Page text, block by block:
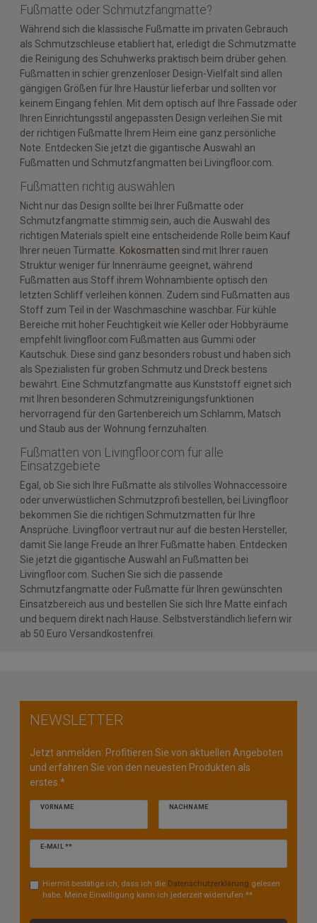
Fußmatte oder Schmutzfangmatte?
Während sich die klassische Fußmatte im privaten Gebrauch
als Schmutzschleuse etabliert hat, erledigt die Schmutzmatte
die Reinigung des Schuhwerks praktisch beim drüber gehen.
Fußmatten in schier grenzenloser Design-Vielfalt sind allen
gängigen Größen für Ihre Haustür lieferbar und sollten vor
keinem Eingang fehlen. Mit dem optisch auf Ihre Fassade oder
Ihren Einrichtungsstil angepassten Design verleihen Sie mit
der richtigen Fußmatte Ihrem Heim eine ganz persönliche
Note. Entdecken Sie jetzt die gigantische Auswahl an
Fußmatten und Schmutzfangmatten bei Livingfloor.com.
Fußmatten richtig auswählen
Nicht nur das Design sollte bei Ihrer Fußmatte oder
Schmutzfangmatte stimmig sein, auch die Auswahl des
richtigen Materials spielt eine entscheidende Rolle beim Kauf
Ihrer neuen Türmatte. Kokosmatten sind mit Ihrer rauen
Struktur weniger für Innenräume geeignet, während
Fußmatten aus Stoff ihrem Wohnambiente optisch den
letzten Schliff verleihen können. Zudem sind Fußmatten aus
Stoff zum Teil in der Waschmaschine waschbar. Für kühle
Bereiche mit hoher Feuchtigkeit wie Keller oder Hobbyräume
empfehlt livingfloor.com Fußmatten aus Gummi oder
Kautschuk. Diese sind ganz besonders robust und haben sich
als Spezialisten für groben Schmutz und Dreck bestens
bewährt. Eine Schmutzfangmatte aus Kunststoff eignet sich
mit Ihren besonderen Schmutzreinigungsfunktionen
hervorragend für den Gartenbereich um Schlamm, Matsch
und Staub aus der Wohnung fernzuhalten.
Fußmatten von Livingfloor.com für alle
Einsatzgebiete
Egal, ob Sie sich Ihre Fußmatte als stilvolles Wohnaccessoire
oder unverwüstlichen Schmutzprofi bestellen, bei Livingfloor
bekommen Sie die richtigen Schmutzmatten für Ihre
Ansprüche. Livingfloor vertraut nur auf die besten Hersteller,
damit Sie lange Freude an Ihrer Fußmatte haben. Entdecken
Sie jetzt die gigantische Auswahl an Fußmatten bei
Livingfloor.com. Suchen Sie sich die passende
Schmutzfangmatte oder Fußmatte für Ihren gewünschten
Einsatzbereich aus und bestellen Sie sich Ihre Matte einfach
und bequem direkt nach Hause. Selbstverständlich liefern wir
ab 50 Euro Versandkostenfrei.
NEWSLETTER
Jetzt anmelden: Profitieren Sie von aktuellen Angeboten
und erfahren Sie von den neuesten Produkten als
erstes.*
VORNAME NACHNAME
E-MAIL **
Newsletter
Hiermit bestätige ich, dass ich die Daten­schutz­erklärung gelesen
habe. Meine Einwilligung kann ich jederzeit widerrufen.**